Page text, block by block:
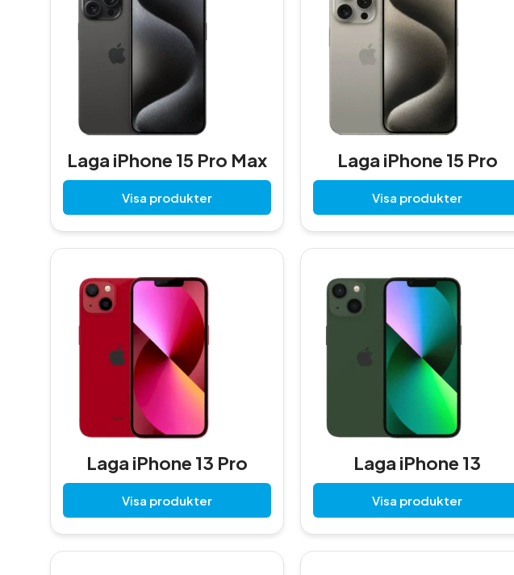
Laga iPhone 15 Pro Max
Visa produkter
Laga iPhone 15 Pro
Visa produkter
Laga iPhone 13 Pro
Visa produkter
Laga iPhone 13
Visa produkter